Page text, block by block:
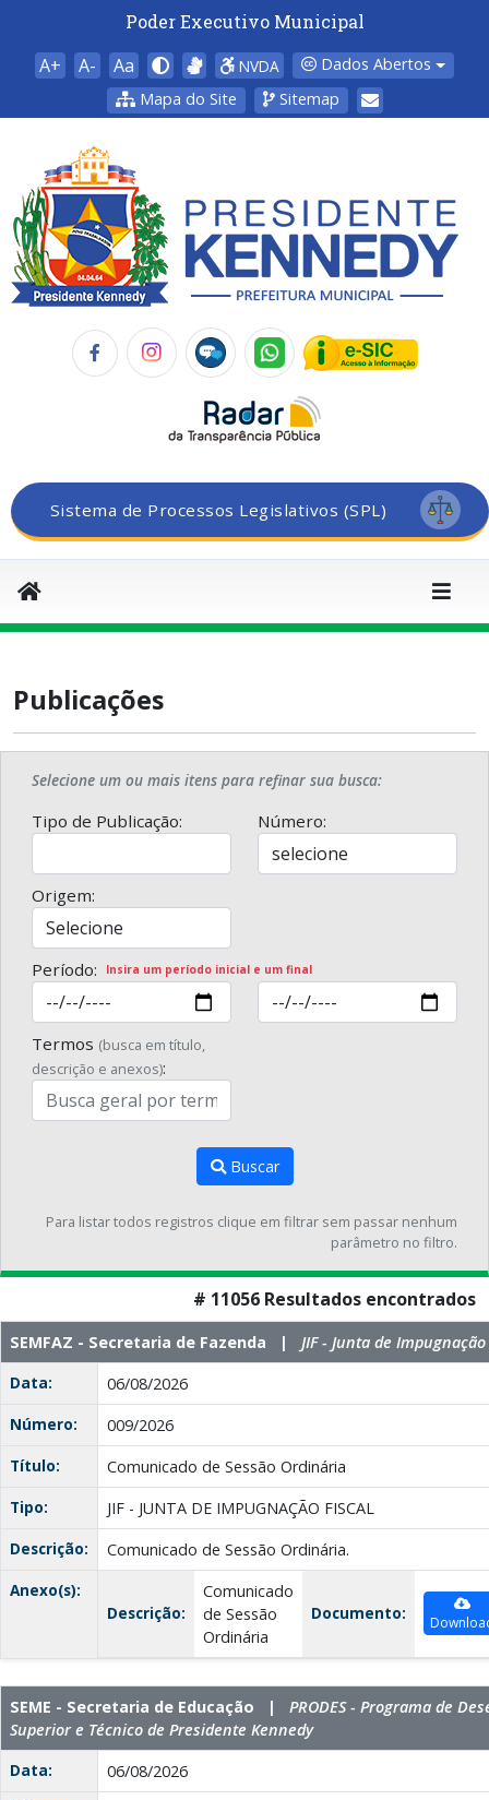
Poder Executivo Municipal
A+ A- Aa NVDA
Dados Abertos
Mapa do Site
Sitemap
Sistema de Processos Legislativos (SPL)
Publicações
Selecione um ou mais itens para refinar sua busca:
Tipo de Publicação: Número:
Origem:
Período: Insira um período inicial e um final
Termos (busca em título,
descrição e anexos):
Buscar
Para listar todos registros clique em filtrar sem passar nenhum
parâmetro no filtro.
# 11056 Resultados encontrados
SEMFAZ - Secretaria de Fazenda | JIF - Junta de
Data:
06/08/2026
Número:
009/2026
Título:
Comunicado de Sessão Ordinária
Tipo:
JIF - JUNTA DE IMPUGNAÇÃO FISCAL
Descrição:
Comunicado de Sessão Ordinária.
Anexo(s):
Descrição:
Comunicado
de Sessão
Ordinária
Documento:
SEME - Secretaria de Educação | PRODES - Programa de
Superior e Técnico de Presidente Kennedy
Data:
06/08/2026